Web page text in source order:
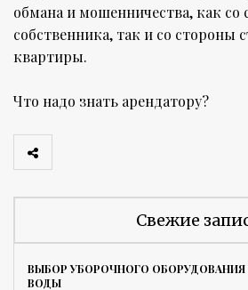
обмана и мошенничества, как со
собственника, так и со стороны
квартиры.
Что надо знать арендатору?
Свежие
ВЫБОР УБОРОЧНОГО
ВОДЫ